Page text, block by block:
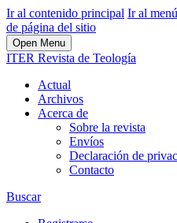
Ir al contenido principal Ir al
de página del sitio
Open Menu
ITER Revista de Teología
Actual
Archivos
Acerca de
Sobre la revista
Envíos
Declaración de
Contacto
Buscar